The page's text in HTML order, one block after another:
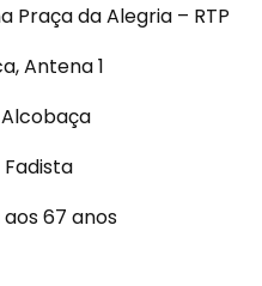
Praça da Alegria – RTP
Antena 1
67 anos